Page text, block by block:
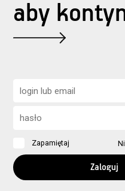
aby
Zapamiętaj